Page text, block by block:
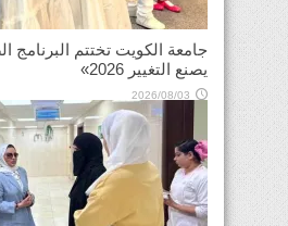
جامعة الكويت تختتم البرنامج
يصنع التغيير 2026»
2026/08/03